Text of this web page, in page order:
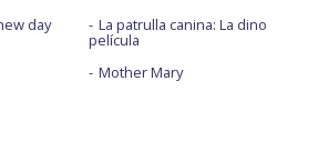
day
La patrulla canina: La dino
película
Mother Mary